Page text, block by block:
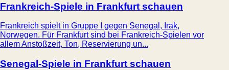
Frankreich-Spiele in Frankfurt schauen
Frankreich spielt in Gruppe I gegen Senegal, Irak,
Norwegen. Für Frankfurt sind bei Frankreich-Spielen vor
allem Anstoßzeit, Ton, Reservierung un...
Senegal-Spiele in Frankfurt schauen